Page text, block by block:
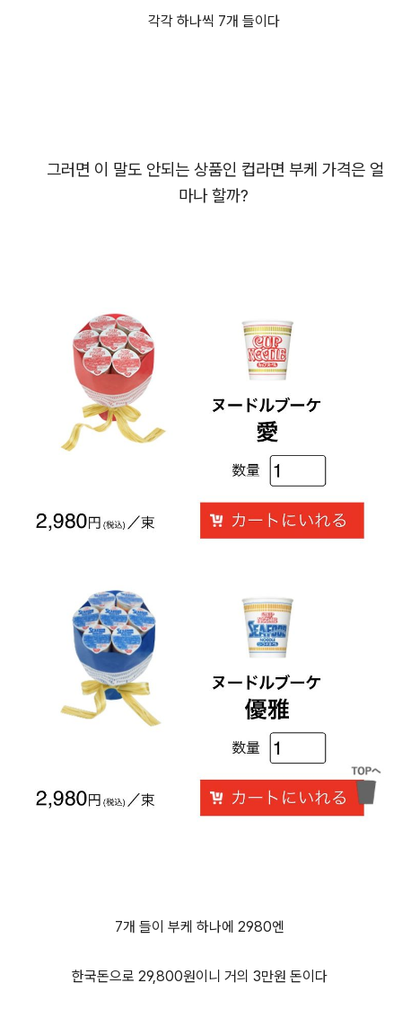
각각 하나씩 7개 들이다
그러면 이 말도 안되는 상품인 컵라면 부케 가격은 얼
마나 할까?
7개 들이 부케 하나에 2980엔
한국돈으로 29,800원이니 거의 3만원 돈이다